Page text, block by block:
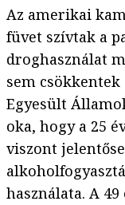
Az amerikai
füvet szívtak a
droghasználat
sem csökkentek
Egyesült
oka, hogy a 25
viszont
használata. A